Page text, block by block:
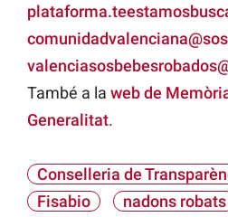
També a la web de
Generalitat.
Conselleria de
Fisabio
nadons robats